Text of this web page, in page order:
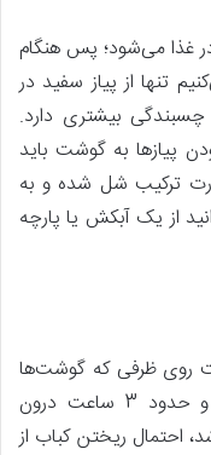
در غذا می‌شود؛ پس هنگام
تنها از پیاز سفید در
چسبندگی بیشتری دارد.
پیازها به گوشت باید
ترکیب شل شده و به
از یک آبکش یا پارچه
روی ظرفی که گوشت‌ها
را درون آن قرار داده‌اید سلفون بکشید و حدود 3 ساعت درون
احتمال ریختن کباب از